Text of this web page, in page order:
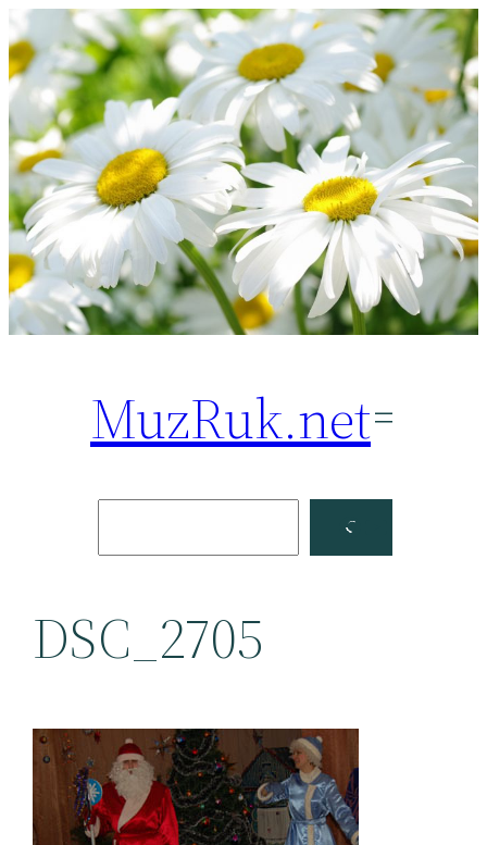
Перейти
к
содержимому
MuzRuk.net
Facebook
DSC_2705